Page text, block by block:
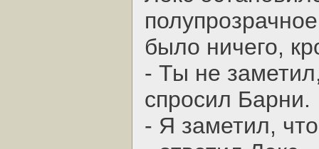
было ничего,
- Ты не
спросил Барни.
- Я заметил,